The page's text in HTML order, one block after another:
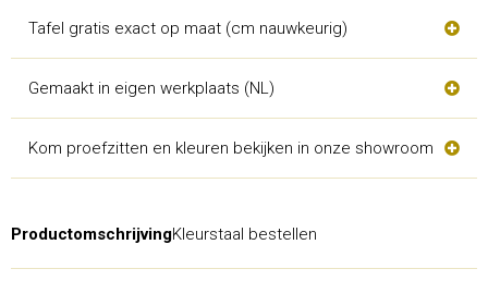
Tafel gratis exact op maat (cm nauwkeurig)
Gemaakt in eigen werkplaats (NL)
Kom proefzitten en kleuren bekijken in onze showroom
ProductomschrijvingKleurstaal bestellen